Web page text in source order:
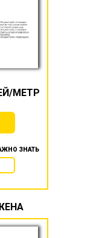
МЕТР
ЗНАТЬ